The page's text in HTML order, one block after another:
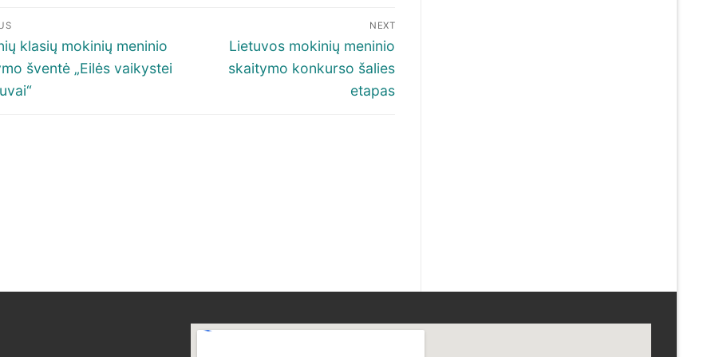
klasių mokinių meninio
šventė „Eilės vaikystei
NEXT
Next
post:
Lietuvos mokinių meninio
skaitymo konkurso šalies
etapas